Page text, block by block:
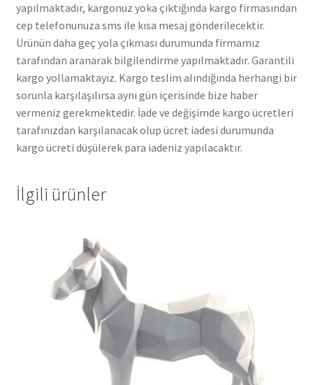
yapılmaktadır, kargonuz yoka çıktığında kargo firmasından
cep telefonunuza sms ile kısa mesaj gönderilecektir.
Ürünün daha geç yola çıkması durumunda firmamız
tarafından aranarak bilgilendirme yapılmaktadır. Garantili
kargo yollamaktayız. Kargo teslim alındığında herhangi bir
sorunla karşılaşılırsa aynı gün içerisinde bize haber
vermeniz gerekmektedir. İade ve değişimde kargo ücretleri
tarafınızdan karşılanacak olup ücret iadesi durumunda
kargo ücreti düşülerek para iadeniz yapılacaktır.
İlgili ürünler